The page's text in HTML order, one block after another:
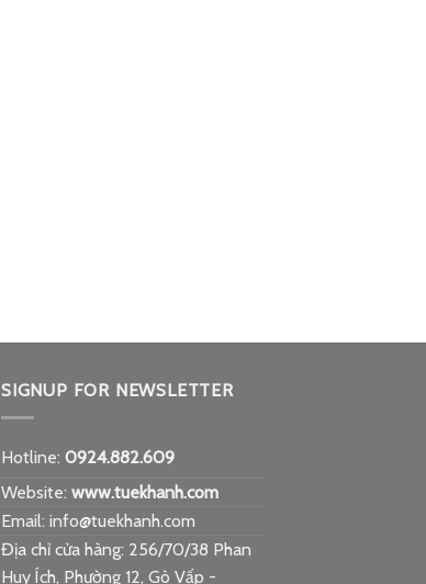
SIGNUP FOR NEWSLETTER
Hotline: 0924.882.609
Website: www.tuekhanh.com
Email: info@tuekhanh.com
Địa chỉ cửa hàng: 256/70/38 Phan
Huy Ích, Phường 12, Gò Vấp -